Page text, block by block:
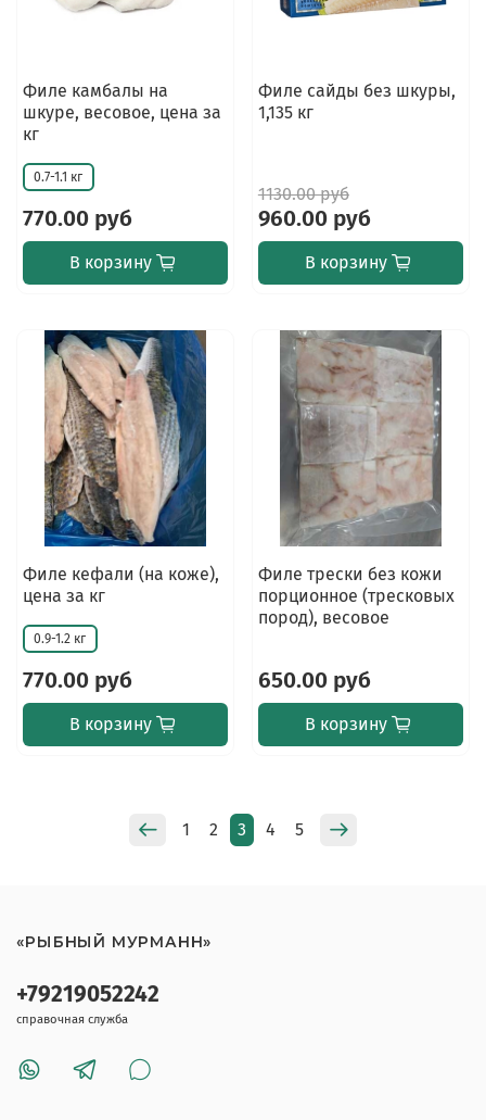
Филе камбалы на
шкуре, весовое, цена за
кг
0.7-1.1 кг
770.00 руб
В корзину
Филе сайды без шкуры,
1,135 кг
1130.00 руб
960.00 руб
В корзину
Филе кефали (на коже),
цена за кг
0.9-1.2 кг
770.00 руб
В корзину
Филе трески без кожи
порционное (тресковых
пород), весовое
650.00 руб
В корзину
1 2 3 4 5
+79219052242
справочная служба
«РЫБНЫЙ МУРМАНН»